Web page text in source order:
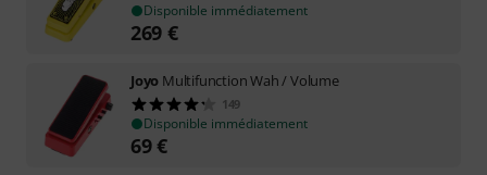
Disponible immédiatement
269 €
Joyo Multifunction Wah / Volume
149
Disponible immédiatement
69€